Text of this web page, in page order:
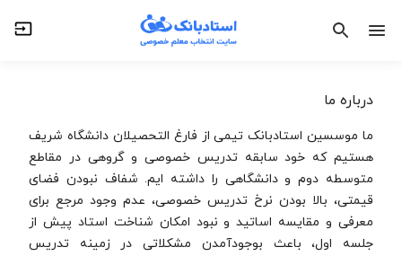
درباره ما
ما موسسین استادبانک تیمی از فارغ التحصیلان دانشگاه شریف
هستیم که خود سابقه تدریس خصوصی و گروهی در مقاطع
متوسطه دوم و دانشگاهی را داشته ایم. شفاف نبودن فضای
قیمتی، بالا بودن نرخ تدریس خصوصی، عدم وجود مرجع برای
معرفی و مقایسه اساتید و نبود امکان شناخت استاد پیش از
جلسه اول، باعث بوجودآمدن مشکلاتی در زمینه تدریس